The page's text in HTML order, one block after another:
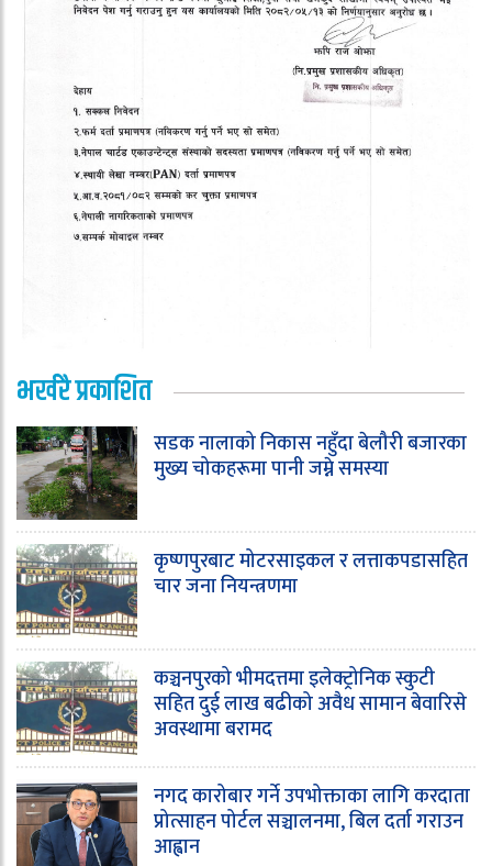
भर्खरै प्रकाशित
सडक नालाको निकास नहुँदा बेलौरी बजारका
मुख्य चोकहरूमा पानी जम्ने समस्या
कृष्णपुरबाट मोटरसाइकल र लत्ताकपडासहित
चार जना नियन्त्रणमा
कञ्चनपुरको भीमदत्तमा इलेक्ट्रोनिक स्कुटी
सहित दुई लाख बढीको अवैध सामान बेवारिसे
अवस्थामा बरामद
नगद कारोबार गर्ने उपभोक्ताका लागि करदाता
प्रोत्साहन पोर्टल सञ्चालनमा, बिल दर्ता गराउन
आह्वान